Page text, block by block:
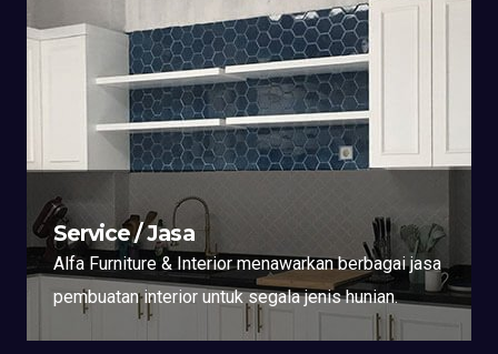
Service / Jasa
Alfa Furniture & Interior menawarkan berbagai jasa
pembuatan interior untuk segala jenis hunian.